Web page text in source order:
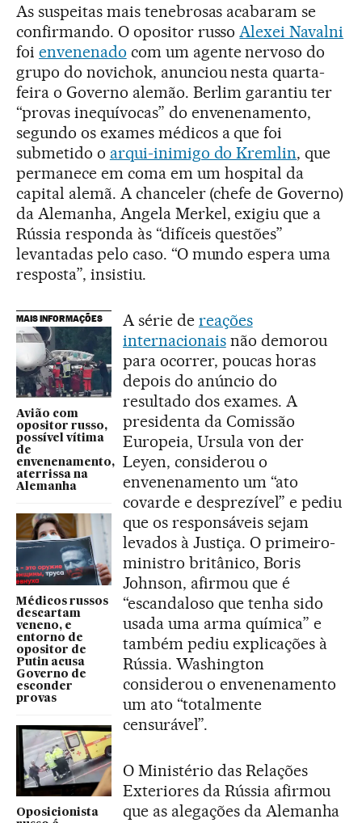
As suspeitas mais tenebrosas acabaram se
confirmando. O opositor russoAlexei Navalni
foi envenenado com um agente nervoso do
grupo do novichok, anunciou nesta quarta-
feira o Governo alemão. Berlim garantiu ter
“provas inequívocas” do envenenamento,
segundo os exames médicos a que foi
submetido o arqui-inimigo do Kremlin, que
permanece em coma em um hospital da
capital alemã. A chanceler (chefe de Governo)
da Alemanha, Angela Merkel, exigiu que a
Rússia responda às “difíceis questões”
levantadas pelo caso. “O mundo espera uma
resposta”, insistiu.
MAIS INFORMAÇÕES
Avião com
opositor russo,
possível vítima
de
envenenamento,
aterrissa na
Alemanha
Médicos russos
descartam
veneno, e
entorno de
opositor de
Putin acusa
Governo de
esconder
provas
Oposicionista
A série de reações
internacionaisnão demorou
para ocorrer, poucas horas
depois do anúncio do
resultado dos exames. A
presidenta da Comissão
Europeia, Ursula von der
Leyen, considerou o
envenenamento um “ato
covarde e desprezível” e pediu
que os responsáveis sejam
levados à Justiça. O primeiro-
ministro britânico, Boris
Johnson, afirmou que é
“escandaloso que tenha sido
usada uma arma química” e
também pediu explicações à
Rússia. Washington
considerou o envenenamento
um ato “totalmente
censurável”.
O Ministério das Relações
Exteriores da Rússia afirmou
que as alegações da Alemanha